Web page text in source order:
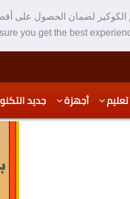
الكوكيز لضمان الحصول على
you get the best
تعليم أجهزة جديد